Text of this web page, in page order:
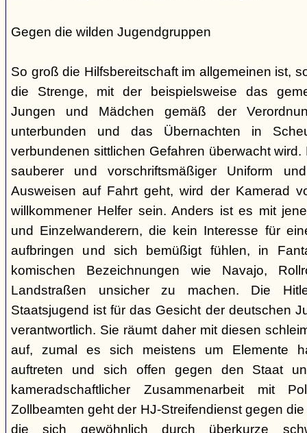
Gegen die wilden Jugendgruppen
So groß die Hilfsbereitschaft im allgemeinen ist,
die Strenge, mit der beispielsweise das
Jungen und Mädchen gemäß der
unterbunden und das Übernachten in
verbundenen sittlichen Gefahren überwacht
sauberer und vorschriftsmäßiger Uniform
Ausweisen auf Fahrt geht, wird der Kamerad
willkommener Helfer sein. Anders ist es mit
und Einzelwanderern, die kein Interesse für
aufbringen und sich bemüßigt fühlen, in
komischen Bezeichnungen wie Navajo,
Landstraßen unsicher zu machen. Die
Staatsjugend ist für das Gesicht der deutschen
verantwortlich. Sie räumt daher mit diesen
auf, zumal es sich meistens um Elemente
auftreten und sich offen gegen den Staat
kameradschaftlicher Zusammenarbeit mit
Zollbeamten geht der HJ-Streifendienst gegen
die sich gewöhnlich durch überkurze